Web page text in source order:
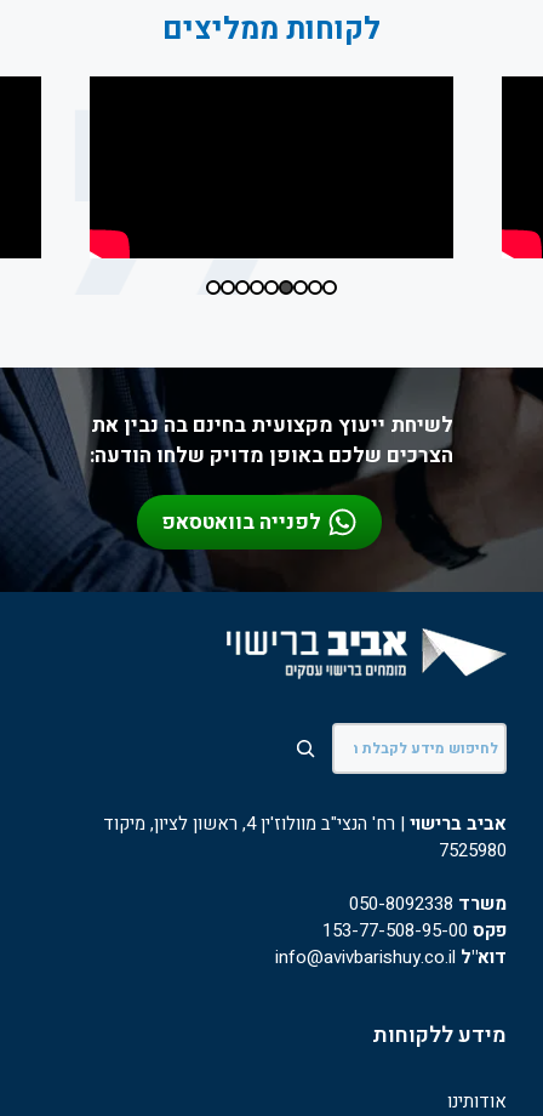
לקוחות ממליצים
לשיחת ייעוץ מקצועית בחינם בה נבין את
הצרכים שלכם באופן מדויק שלחו הודעה:
לפנייה בוואטסאפ
חיפוש
אביב ברישוי
| רח' הנצי"ב מוולוז'ין 4, ראשון לציון, מיקוד
7525980
משרד 050-8092338
פקס
דוא"ל
מידע ללקוחות
אודותינו